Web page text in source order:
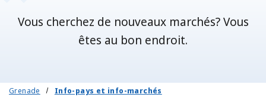
Vous cherchez de nouveaux marchés? Vous
êtes au bon endroit.
Grenade Info-pays et info-marchés